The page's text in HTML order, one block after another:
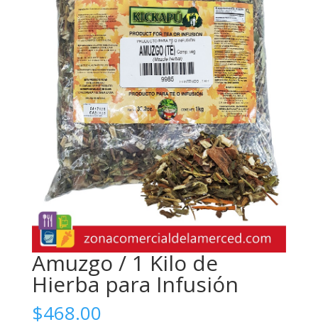
Amuzgo / 1 Kilo de
Hierba para Infusión
$468.00